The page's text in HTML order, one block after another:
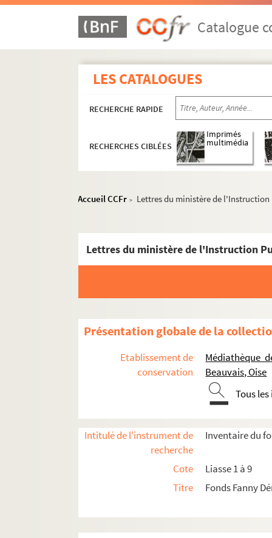
Catalogue
LES CATALOGUES
RECHERCHE RAPIDE
RECHERCHES CIBLÉES
Imprimés
multimédia
Accueil CCFr > Lettres du ministère de
Lettres du ministère de l'Instruction
Présentation globale de la
Etablissement de
conservation
Médiathèque
Beauvais, Oise
Tous
Intitulé de l'instrument de
recherche
Inventaire du
Cote
Liasse 1 à 9
Titre
Fonds Fanny